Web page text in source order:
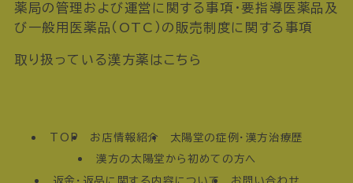
薬局の管理および運営に関する事項・要指導医薬品及
び一般用医薬品（OTC）の販売制度に関する事項
取り扱っている漢方薬はこちら
TOP お店情報紹介
太陽堂の症例・漢方治療歴
漢方の太陽堂から初めての方へ
返金・返品に関する内容について
お問い合わせ